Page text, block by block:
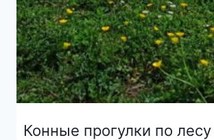
Конные прогулки по лесу